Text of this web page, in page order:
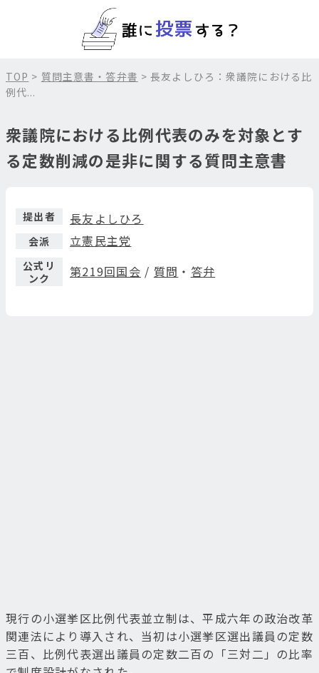
TOP > 質問主意書・答弁書 > 長友よしひろ：衆議院における比
例代...
衆議院における比例代表のみを対象とす
る定数削減の是非に関する質問主意書
提出者 長友よしひろ
会派 立憲民主党
公式リ
ンク
第219回国会 / 質問 ・ 答弁
現行の小選挙区比例代表並立制は、平成六年の政治改革
関連法により導入され、当初は小選挙区選出議員の定数
三百、比例代表選出議員の定数二百の「三対二」の比率